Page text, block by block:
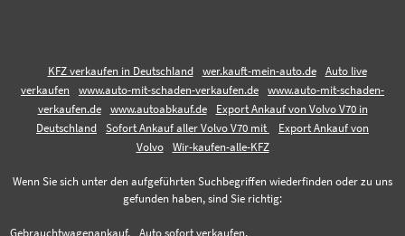
KFZ verkaufen in Deutschland wer.kauft-mein-auto.de
Auto live
verkaufen
www.auto-mit-schaden-verkaufen.de
www.auto-mit-schaden-
verkaufen.de
www.autoabkauf.de
Export Ankauf von Volvo V70 in
Deutschland
Sofort Ankauf aller Volvo V70 mit
Export Ankauf von
Volvo
Wir-kaufen-alle-KFZ
Wenn Sie sich unter den aufgeführten Suchbegriffen wiederfinden oder zu uns
gefunden haben, sind Sie richtig:
Gebrauchtwagenankauf, Auto sofort verkaufen,